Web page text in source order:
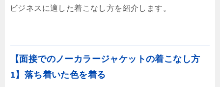
ビジネスに適した着こなし方を紹介します。
【面接でのノーカラージャケットの着こなし方
1】落ち着いた色を着る